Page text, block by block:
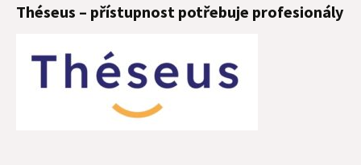
Théseus – přístupnost potřebuje profesionály